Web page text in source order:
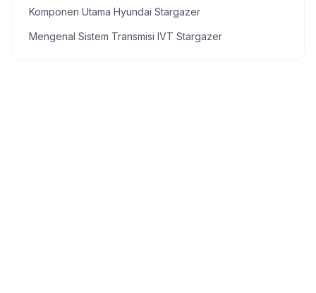
Komponen Utama Hyundai Stargazer
Mengenal Sistem Transmisi IVT Stargazer